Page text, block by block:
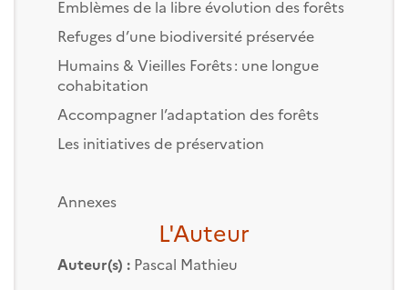
Emblèmes de la libre évolution des forêts
Refuges d’une biodiversité préservée
Humains & Vieilles Forêts : une longue
cohabitation
Accompagner l’adaptation des forêts
Les initiatives de préservation
Annexes
L'Auteur
Auteur(s) : Pascal Mathieu